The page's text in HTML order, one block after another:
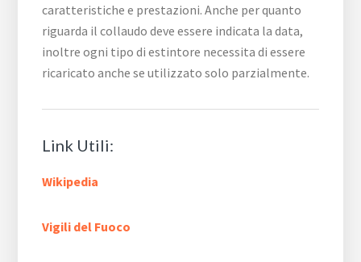
caratteristiche e prestazioni. Anche per quanto
riguarda il collaudo deve essere indicata la data,
inoltre ogni tipo di estintore necessita di essere
ricaricato anche se utilizzato solo parzialmente.
Link Utili:
Wikipedia
Vigili del Fuoco